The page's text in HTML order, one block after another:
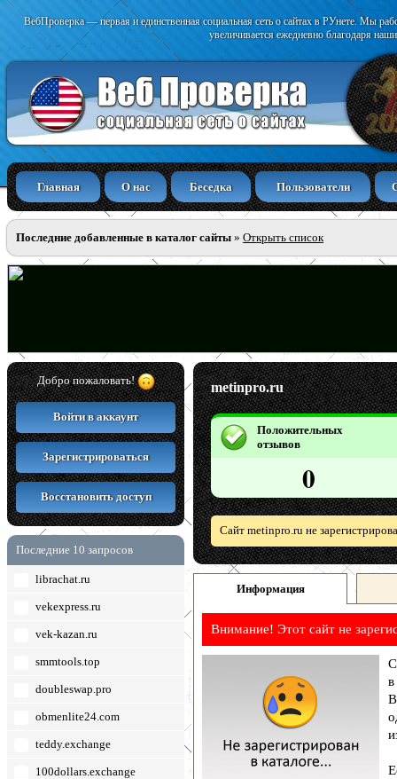
ВебПроверка — первая и единственная социальная сеть о сайтах в РУнете. Мы
увеличивается ежедневно благодаря
Главная О нас Беседка Пользователи
Последние добавленные в каталог сайты » Открыть список
Добро пожаловать!
Войти в аккаунт
Зарегистрироваться
Восстановить доступ
Последние 10 запросов
librachat.ru
vekexpress.ru
vek-kazan.ru
smmtools.top
doubleswap.pro
obmenlite24.com
teddy.exchange
100dollars.exchange
metinpro.ru
Положительных
отзывов
0
Сайт metinpro.ru не
Информация
Внимание! Этот сайт не